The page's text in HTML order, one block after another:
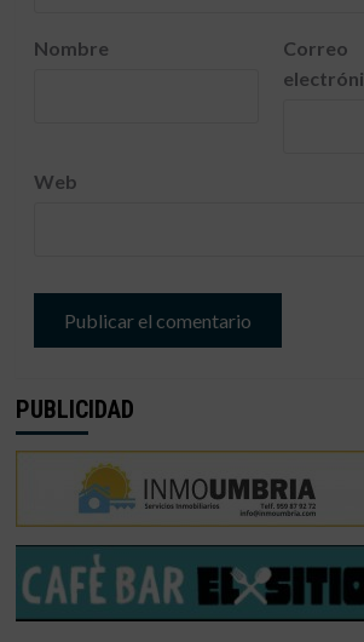
Nombre
Correo
Web
PUBLICIDAD